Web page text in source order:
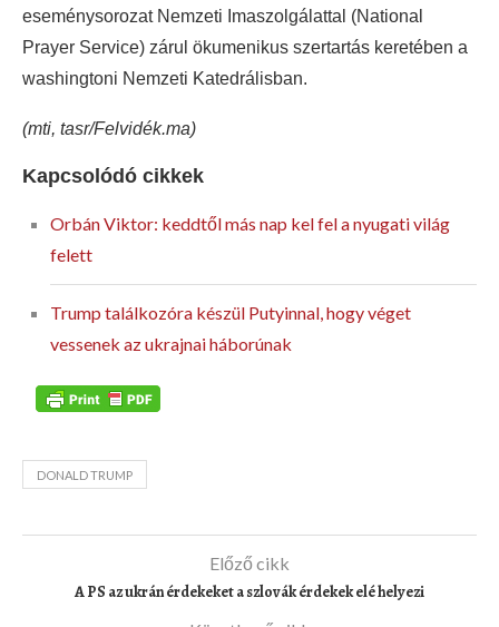
eseménysorozat Nemzeti Imaszolgálattal (National
Prayer Service) zárul ökumenikus szertartás keretében a
washingtoni Nemzeti Katedrálisban.
(mti, tasr/Felvidék.ma)
Kapcsolódó cikkek
Orbán Viktor: keddtől más nap kel fel a nyugati világ
felett
Trump találkozóra készül Putyinnal, hogy véget
vessenek az ukrajnai háborúnak
DONALD TRUMP
Előző cikk
A PS az ukrán érdekeket a szlovák érdekek elé helyezi